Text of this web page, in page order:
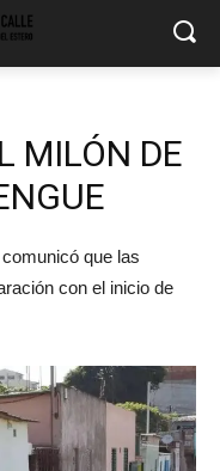
MILÓN DE
que las
con el inicio de